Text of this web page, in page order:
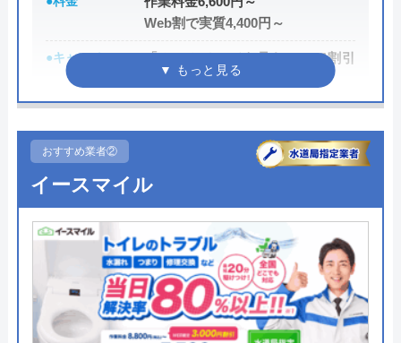
Web割で実質4,400円～
●キャンペーン
「ホームページを見た！」で割引
2,000円
●受付時間
●定休日 年中無休
●出張見積もり 出張・見積もり無料
●支払い方法
現金、クレジットカード、コンビ
ニ後払い、QRコード決済
●累計実績
提携先は大手企業との法人契約多
数
おすすめ業者②
イースマイル